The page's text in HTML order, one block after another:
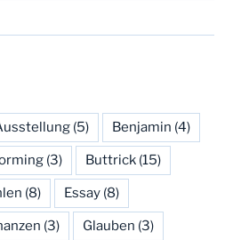
(5) Benjamin (4)
(3) Buttrick (15)
(8) Essay (8)
(3) Glauben (3)